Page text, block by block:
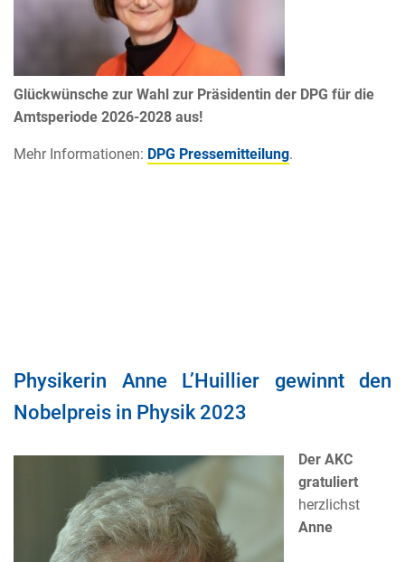
Glückwünsche zur Wahl zur Präsidentin der DPG für die
Amtsperiode 2026-2028 aus!
Mehr Informationen: DPG Pressemitteilung.
Physikerin Anne L’Huillier gewinnt den
Nobelpreis in Physik 2023
Der AKC
gratuliert
herzlichst
Anne